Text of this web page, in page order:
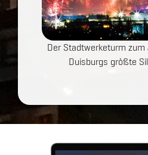
Der Stadtwerketurm
Duisburgs größte